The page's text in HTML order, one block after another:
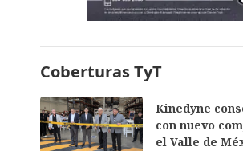
Coberturas TyT
Kinedyne
con nuevo
el Valle de